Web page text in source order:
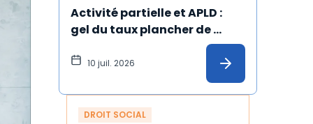
Activité partielle et APLD :
gel du taux plancher de
l'employeur
10 juil. 2026
DROIT SOCIAL